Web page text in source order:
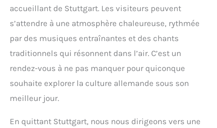
accueillant de Stuttgart. Les visiteurs peuvent
s’attendre à une atmosphère chaleureuse, rythmée
par des musiques entraînantes et des chants
traditionnels qui résonnent dans l’air. C’est un
rendez-vous à ne pas manquer pour quiconque
souhaite explorer la culture allemande sous son
meilleur jour.
En quittant Stuttgart, nous nous dirigeons vers une